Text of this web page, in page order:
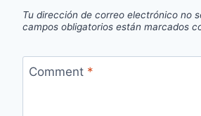
Tu dirección de correo electrónico no
campos obligatorios están marcados
Comment *